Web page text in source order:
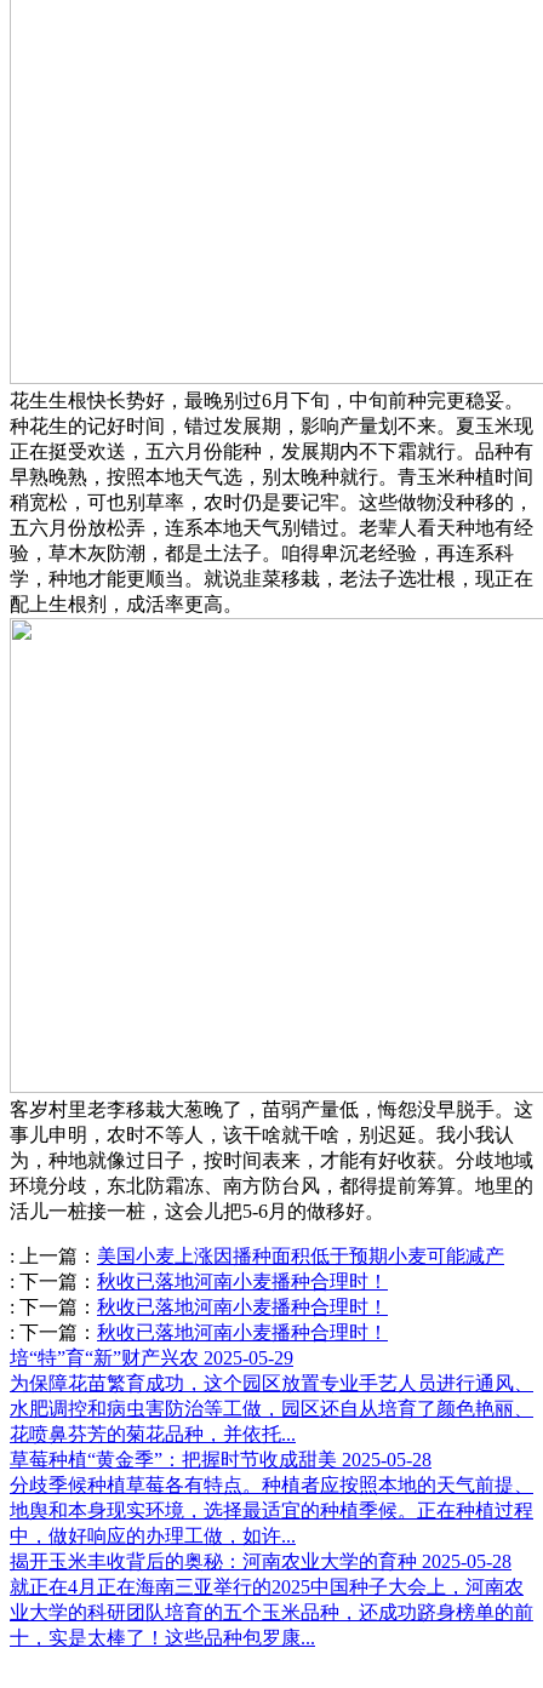
花生生根快长势好，最晚别过6月下旬，中旬前种完更稳妥。
种花生的记好时间，错过发展期，影响产量划不来。夏玉米现
正在挺受欢送，五六月份能种，发展期内不下霜就行。品种有
早熟晚熟，按照本地天气选，别太晚种就行。青玉米种植时间
稍宽松，可也别草率，农时仍是要记牢。这些做物没种移的，
五六月份放松弄，连系本地天气别错过。老辈人看天种地有经
验，草木灰防潮，都是土法子。咱得卑沉老经验，再连系科
学，种地才能更顺当。就说韭菜移栽，老法子选壮根，现正在
配上生根剂，成活率更高。
客岁村里老李移栽大葱晚了，苗弱产量低，悔怨没早脱手。这
事儿申明，农时不等人，该干啥就干啥，别迟延。我小我认
为，种地就像过日子，按时间表来，才能有好收获。分歧地域
环境分歧，东北防霜冻、南方防台风，都得提前筹算。地里的
活儿一桩接一桩，这会儿把5-6月的做移好。
: 上一篇： 美国小麦上涨因播种面积低于预期小麦可能减产
: 下一篇： 秋收已落地河南小麦播种合理时！
: 下一篇： 秋收已落地河南小麦播种合理时！
: 下一篇： 秋收已落地河南小麦播种合理时！
培“特”育“新”财产兴农 2025-05-29
为保障花苗繁育成功，这个园区放置专业手艺人员进行通风、
水肥调控和病虫害防治等工做，园区还自从培育了颜色艳丽、
花喷鼻芬芳的菊花品种，并依托...
草莓种植“黄金季”：把握时节收成甜美 2025-05-28
分歧季候种植草莓各有特点。种植者应按照本地的天气前提、
地舆和本身现实环境，选择最适宜的种植季候。正在种植过程
中，做好响应的办理工做，如许...
揭开玉米丰收背后的奥秘：河南农业大学的育种 2025-05-28
就正在4月正在海南三亚举行的2025中国种子大会上，河南农
业大学的科研团队培育的五个玉米品种，还成功跻身榜单的前
十，实是太棒了！这些品种包罗康...